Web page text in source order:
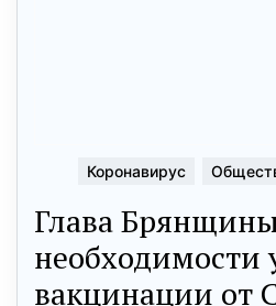
Коронавирус
Глава
необходимости
вакцинации от